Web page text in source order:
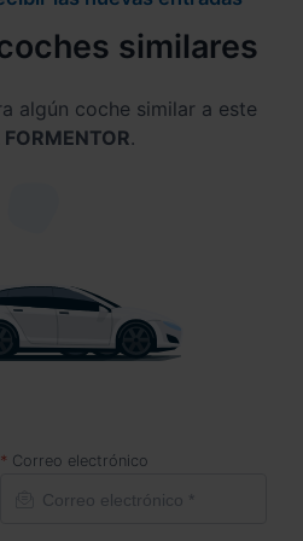
similares
algún coche similar a este
.
Correo electrónico